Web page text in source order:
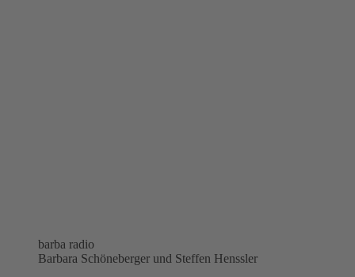
barba radio
Barbara Schöneberger und Steffen Henssler